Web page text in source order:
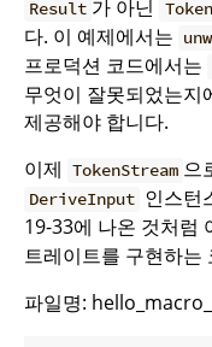
Result 가 아닌
다. 이 예제에서는
프로덕션 코드에서는
무엇이 잘못되었는지
제공해야 합니다.
이제 TokenStream 으
DeriveInput 인스턴
19-33에 나온 것처럼
트레이트를 구현하는
파일명: